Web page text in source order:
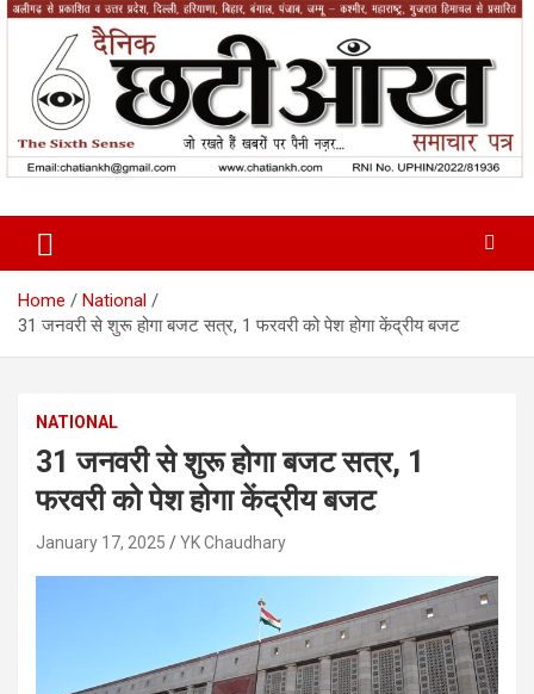
Skip
content
Chatiankh
Home
National
31 जनवरी से शुरू होगा बजट सत्र, 1 फरवरी को पेश होगा केंद्रीय बजट
NATIONAL
31 जनवरी से शुरू होगा बजट सत्र, 1
फरवरी को पेश होगा केंद्रीय बजट
January 17, 2025 YK Chaudhary